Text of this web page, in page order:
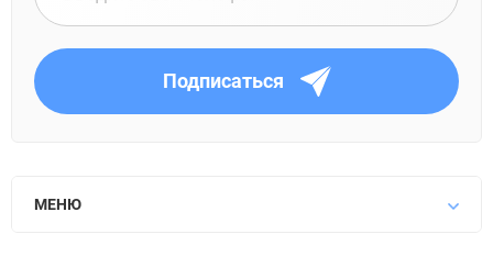
Подписаться
МЕНЮ